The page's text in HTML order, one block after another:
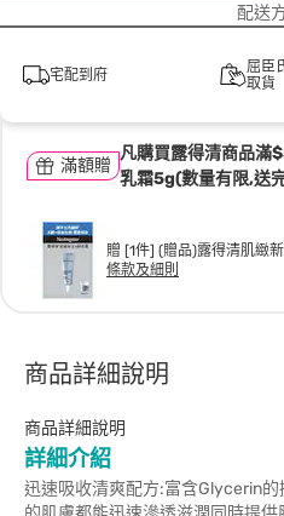
配送
宅配到府
屈臣
取貨
滿額贈
凡購買露得清商品滿
乳霜5g(數量有限,送
贈 [1件] (贈品)露得清肌緻
條款及細則
商品詳細說明
商品詳細說明
詳細介紹
迅速吸收清爽配方:富含Glycerin